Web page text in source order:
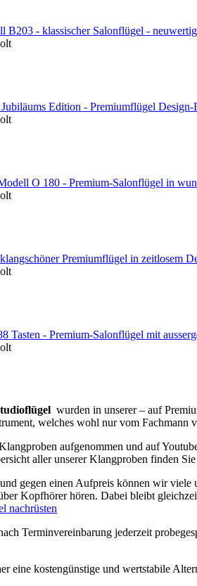
B203 - klassischer Salonflügel -
Edition - Premiumflügel
O 180 - Premium-Salonflügel in
Premiumflügel in zeitlosem
Tasten - Premium-Salonflügel mit
wurden in unserer – auf
welches wohl nur vom Fachmann
aufgenommen und auf
aller unserer Klangproben finden
gegen einen Aufpreis können wir viele
Kopfhörer hören. Dabei bleibt
nachrüsten
Terminvereinbarung jederzeit
eine kostengünstige und wertstabile